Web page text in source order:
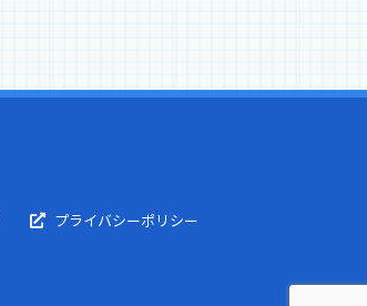
プライバシーポリシー